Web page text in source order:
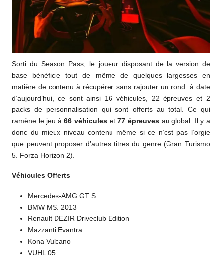
Sorti du Season Pass, le joueur disposant de la version de
base bénéficie tout de même de quelques largesses en
matière de contenu à récupérer sans rajouter un rond: à date
d’aujourd’hui, ce sont ainsi 16 véhicules, 22 épreuves et 2
packs de personnalisation qui sont offerts au total. Ce qui
ramène le jeu à66 véhicules et77 épreuvesau global. Il y a
donc du mieux niveau contenu même si ce n’est pas l’orgie
que peuvent proposer d’autres titres du genre (Gran Turismo
5, Forza Horizon 2).
Véhicules Offerts
Mercedes-AMG GT S
BMW MS, 2013
Renault DEZIR Driveclub Edition
Mazzanti Evantra
Kona Vulcano
VUHL 05